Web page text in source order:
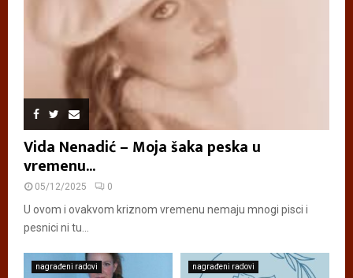
Vida Nenadić – Moja šaka peska u
vremenu...
05/12/2025 0
U ovom i ovakvom kriznom vremenu nemaju mnogi pisci i
pesnici ni tu...
nagrađeni radovi nagrađeni radovi